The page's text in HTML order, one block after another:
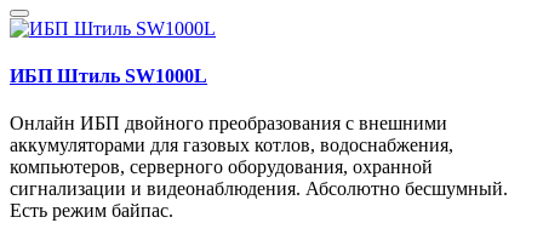
ИБП Штиль SW1000L
Онлайн ИБП двойного преобразования с внешними
аккумуляторами для газовых котлов, водоснабжения,
компьютеров, серверного оборудования, охранной
сигнализации и видеонаблюдения. Абсолютно бесшумный.
Есть режим байпас.